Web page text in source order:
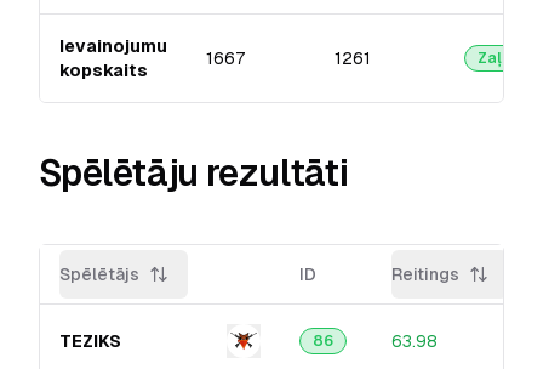
Ievainojumu
kopskaits
1667 1261 Zaļā
Spēlētāju rezultāti
Spēlētājs ID Reitings
TEZIKS 86 63.98